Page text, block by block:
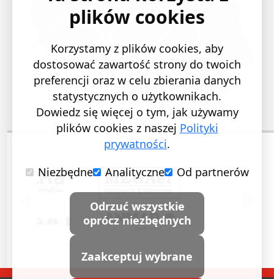
POPRZEDNI SLAJD
plików cookies
Korzystamy z plików cookies, aby
dostosować zawartość strony do twoich
preferencji oraz w celu zbierania danych
statystycznych o użytkownikach.
Dowiedz się więcej o tym, jak używamy
plików cookies z naszej Polityki
prywatności.
Niezbędne
Analityczne Od partnerów
Odrzuć wszystkie
oprócz niezbędnych
Zaakceptuj wybrane